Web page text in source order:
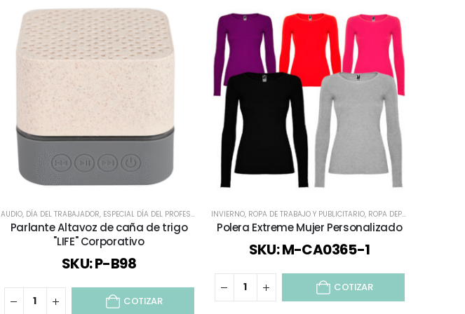
AUDIO, DÍA DEL TRABAJADOR, ESPECIAL DÍA DEL PROFESOR TECNOLOGÍA / CELULAR / COMPUTACIÓN / AUDIO,TODOS
Parlante Altavoz de caña de trigo
"LIFE" Corporativo
SKU: P-B98
COTIZAR
INVIERNO, ROPA DE TRABAJO Y PUBLICITARIO, ROPA DEPORTIVA
Polera Extreme Mujer Personalizado
SKU: M-CA0365-1
COTIZAR